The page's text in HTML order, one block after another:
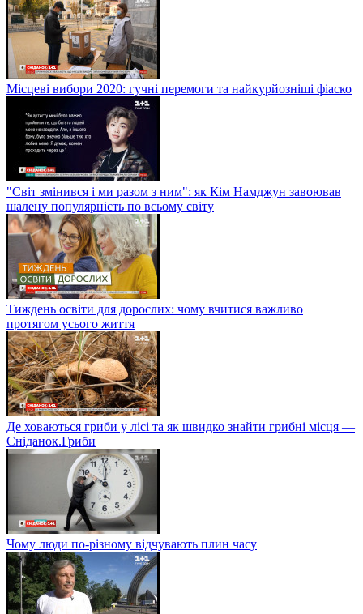
Місцеві вибори 2020: гучні перемоги та найкурйозніші фіаско
"Світ змінився і ми разом з ним": як Кім Намджун завоював
шалену популярність по всьому світу
Тиждень освіти для дорослих: чому вчитися важливо
протягом усього життя
Де ховаються гриби у лісі та як швидко знайти грибні місця —
Сніданок.Гриби
Чому люди по-різному відчувають плин часу